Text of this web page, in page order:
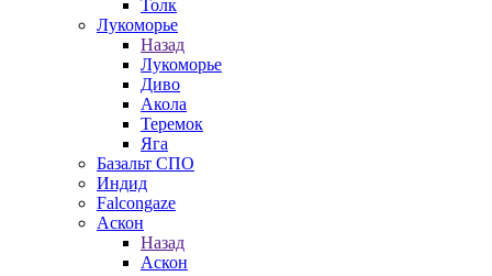
Толк
Лукоморье
Назад
Лукоморье
Диво
Акола
Теремок
Яга
Базальт СПО
Индид
Falcongaze
Аскон
Назад
Аскон